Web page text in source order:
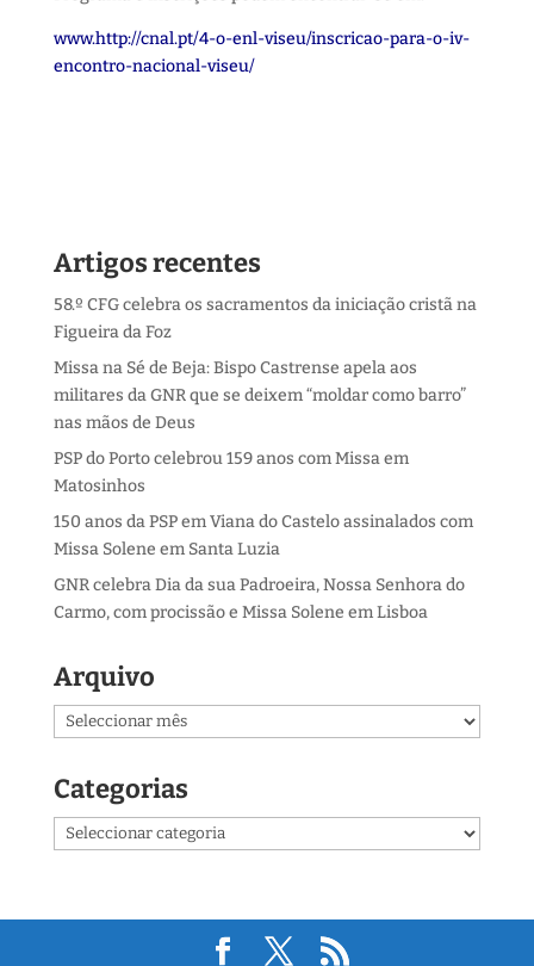
www.http://cnal.pt/4-o-enl-viseu/inscricao-para-o-iv-
encontro-nacional-viseu/
Artigos recentes
58.º CFG celebra os sacramentos da iniciação cristã na
Figueira da Foz
Missa na Sé de Beja: Bispo Castrense apela aos
militares da GNR que se deixem “moldar como barro”
nas mãos de Deus
PSP do Porto celebrou 159 anos com Missa em
Matosinhos
150 anos da PSP em Viana do Castelo assinalados com
Missa Solene em Santa Luzia
GNR celebra Dia da sua Padroeira, Nossa Senhora do
Carmo, com procissão e Missa Solene em Lisboa
Arquivo
Arquivo
Categorias
Categorias